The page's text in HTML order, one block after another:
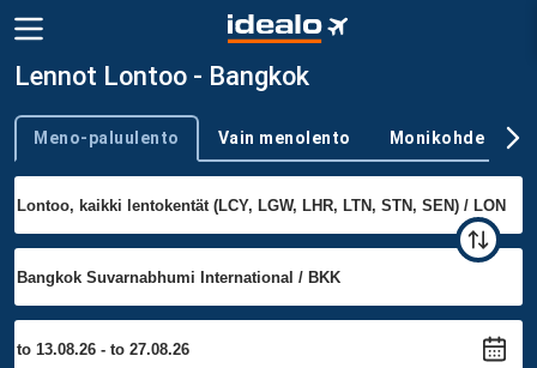
Lennot Lontoo - Bangkok
Trip type
Meno-paluulento Vain menolento Monikohde